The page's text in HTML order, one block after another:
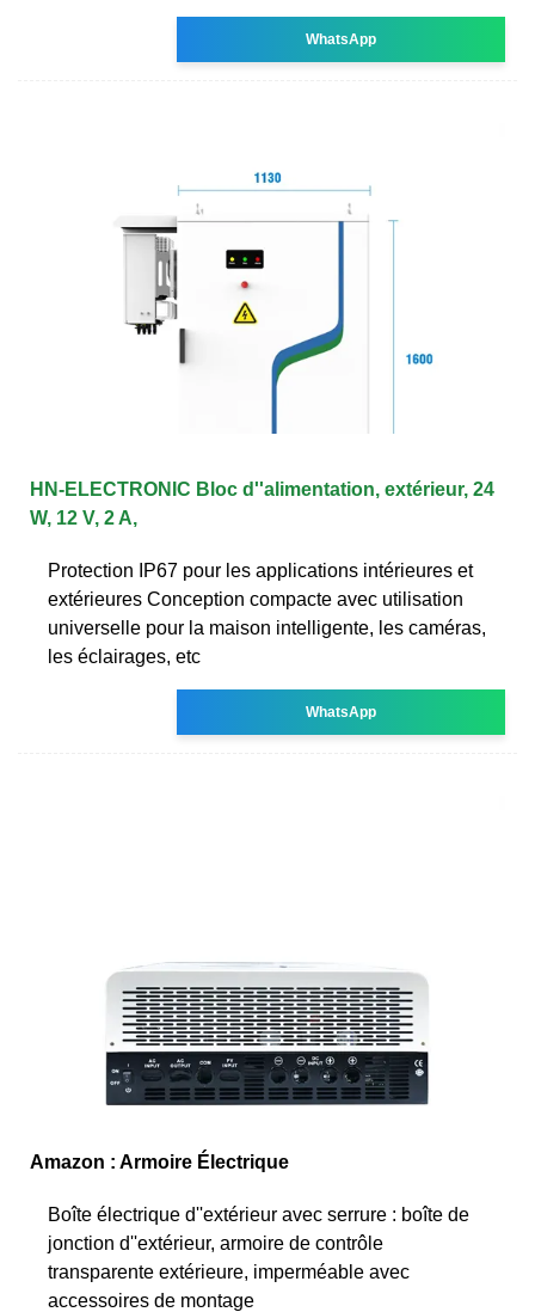
WhatsApp
HN-ELECTRONIC Bloc d''alimentation, extérieur, 24
W, 12 V, 2 A,
Protection IP67 pour les applications intérieures et
extérieures Conception compacte avec utilisation
universelle pour la maison intelligente, les caméras,
les éclairages, etc
WhatsApp
Amazon : Armoire Électrique
Boîte électrique d''extérieur avec serrure : boîte de
jonction d''extérieur, armoire de contrôle
transparente extérieure, imperméable avec
accessoires de montage